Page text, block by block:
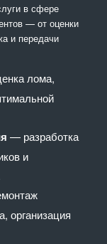
в сфере
— от оценки
и передачи
лома,
— разработка
и
организация